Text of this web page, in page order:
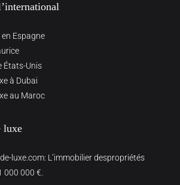
Espagne
États-Unis
à Dubai
au Maroc
luxe
luxe.com: L’immobilier despropriétés
000 000 €.